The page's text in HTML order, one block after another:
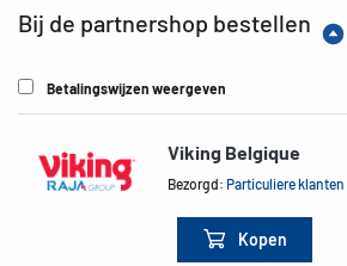
Bij de partnershop bestellen
Betalingswijzen weergeven
Viking Belgique
Bezorgd:Particuliere klanten
Kopen